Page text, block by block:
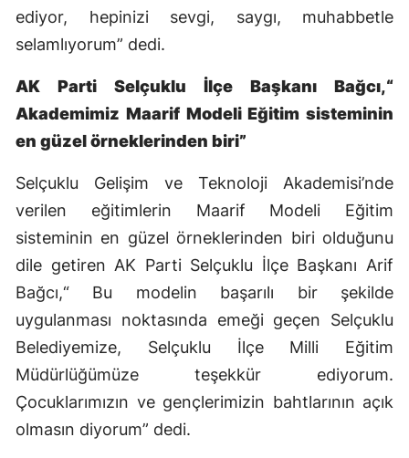
Yalova
Kilis
Osmaniye
ediyor, hepinizi sevgi, saygı, muhabbetle
selamlıyorum” dedi.
AK Parti Selçuklu İlçe Başkanı Bağcı,“
Akademimiz Maarif Modeli Eğitim sisteminin
en güzel örneklerinden biri”
Selçuklu Gelişim ve Teknoloji Akademisi’nde
verilen eğitimlerin Maarif Modeli Eğitim
sisteminin en güzel örneklerinden biri olduğunu
dile getiren AK Parti Selçuklu İlçe Başkanı Arif
Bağcı,“ Bu modelin başarılı bir şekilde
uygulanması noktasında emeği geçen Selçuklu
Belediyemize, Selçuklu İlçe Milli Eğitim
Müdürlüğümüze teşekkür ediyorum.
Çocuklarımızın ve gençlerimizin bahtlarının açık
olmasın diyorum” dedi.